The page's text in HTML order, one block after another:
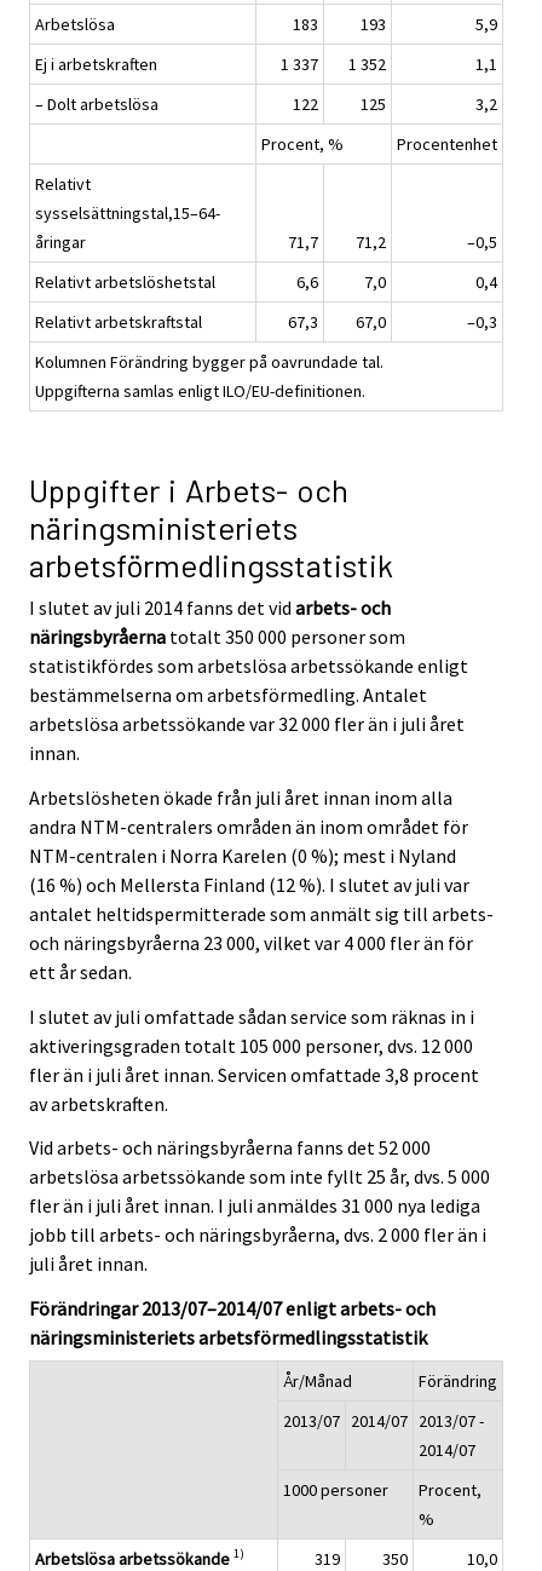
Arbetslösa 183 193
5,9
Ej i arbetskraften
1 337 1 352
1,1
– Dolt arbetslösa
122 125
3,2
Procent, %
Procentenhet
Relativt
sysselsättningstal,15–64-
åringar
71,7 71,2
–0,5
Relativt arbetslöshetstal
6,6 7,0
0,4
Relativt arbetskraftstal
67,3 67,0
–0,3
Kolumnen Förändring bygger på oavrundade tal.
Uppgifterna samlas enligt ILO/EU-definitionen.
Uppgifter i Arbets- och
näringsministeriets
arbetsförmedlingsstatistik
I slutet av juli 2014 fanns det vid arbets- och
näringsbyråerna totalt 350 000 personer som
statistikfördes som arbetslösa arbetssökande enligt
bestämmelserna om arbetsförmedling. Antalet
arbetslösa arbetssökande var 32 000 fler än i juli året
innan.
Arbetslösheten ökade från juli året innan inom alla
andra NTM-centralers områden än inom området för
NTM-centralen i Norra Karelen (0 %); mest i Nyland
(16 %) och Mellersta Finland (12 %). I slutet av juli var
antalet heltidspermitterade som anmält sig till arbets-
och näringsbyråerna 23 000, vilket var 4 000 fler än för
ett år sedan.
I slutet av juli omfattade sådan service som räknas in i
aktiveringsgraden totalt 105 000 personer, dvs. 12 000
fler än i juli året innan. Servicen omfattade 3,8 procent
av arbetskraften.
Vid arbets- och näringsbyråerna fanns det 52 000
arbetslösa arbetssökande som inte fyllt 25 år, dvs. 5 000
fler än i juli året innan. I juli anmäldes 31 000 nya lediga
jobb till arbets- och näringsbyråerna, dvs. 2 000 fler än i
juli året innan.
Förändringar 2013/07–2014/07 enligt arbets- och
näringsministeriets arbetsförmedlingsstatistik
År/Månad
Förändring
2013/07 2014/07 2013/07 -
2014/07
1000 personer
Procent,
%
Arbetslösa arbetssökande 1) 319 350
10,0